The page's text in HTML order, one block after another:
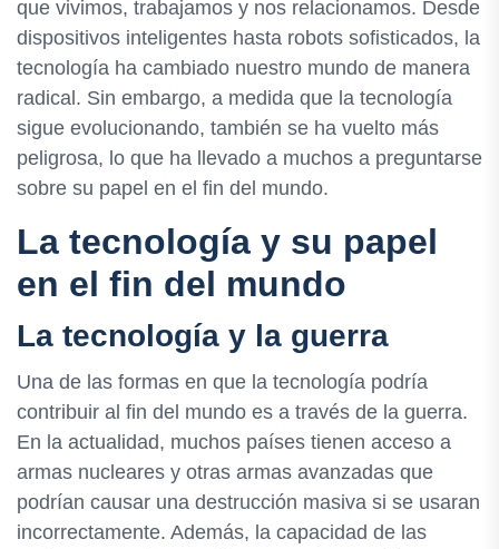
que vivimos, trabajamos y nos relacionamos. Desde
dispositivos inteligentes hasta robots sofisticados, la
tecnología ha cambiado nuestro mundo de manera
radical. Sin embargo, a medida que la tecnología
sigue evolucionando, también se ha vuelto más
peligrosa, lo que ha llevado a muchos a preguntarse
sobre su papel en el fin del mundo.
La tecnología y su papel
en el fin del mundo
La tecnología y la guerra
Una de las formas en que la tecnología podría
contribuir al fin del mundo es a través de la guerra.
En la actualidad, muchos países tienen acceso a
armas nucleares y otras armas avanzadas que
podrían causar una destrucción masiva si se usaran
incorrectamente. Además, la capacidad de las